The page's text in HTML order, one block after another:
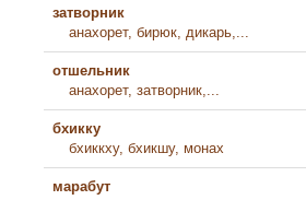
затворник
анахорет, бирюк, дикарь,...
отшельник
анахорет, затворник,...
бхикку
бхиккху, бхикшу, монах
марабут